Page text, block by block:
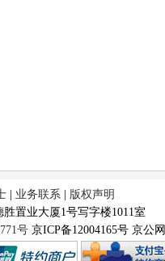
业务联系
版权声明
置业大厦1号写字楼1011室
号京ICP备12004165号 京公